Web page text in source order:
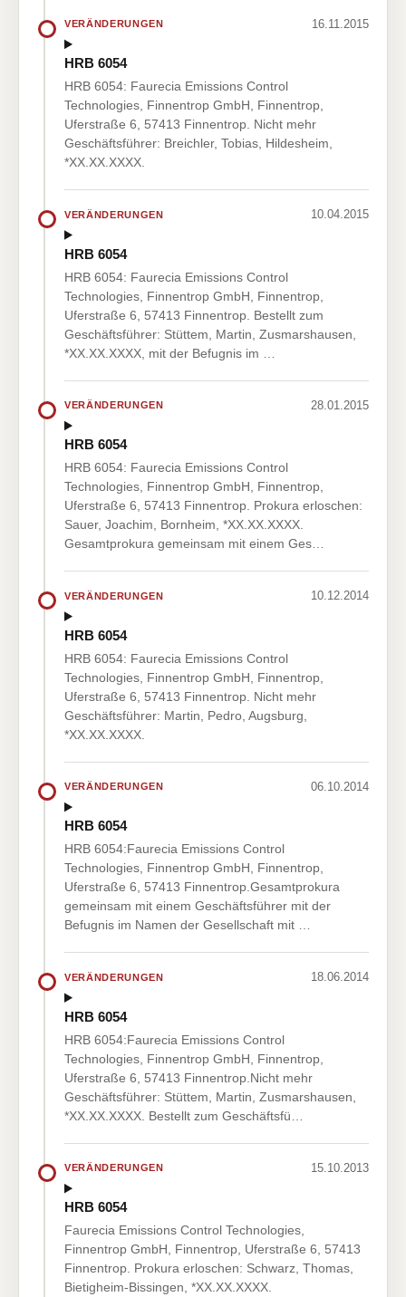
VERÄNDERUNGEN 16.11.2015
HRB 6054
HRB 6054: Faurecia Emissions Control
Technologies, Finnentrop GmbH, Finnentrop,
Uferstraße 6, 57413 Finnentrop. Nicht mehr
Geschäftsführer: Breichler, Tobias, Hildesheim,
*XX.XX.XXXX.
VERÄNDERUNGEN 10.04.2015
HRB 6054
HRB 6054: Faurecia Emissions Control
Technologies, Finnentrop GmbH, Finnentrop,
Uferstraße 6, 57413 Finnentrop. Bestellt zum
Geschäftsführer: Stüttem, Martin, Zusmarshausen,
*XX.XX.XXXX, mit der Befugnis im …
VERÄNDERUNGEN 28.01.2015
HRB 6054
HRB 6054: Faurecia Emissions Control
Technologies, Finnentrop GmbH, Finnentrop,
Uferstraße 6, 57413 Finnentrop. Prokura erloschen:
Sauer, Joachim, Bornheim, *XX.XX.XXXX.
Gesamtprokura gemeinsam mit einem Ges…
VERÄNDERUNGEN 10.12.2014
HRB 6054
HRB 6054: Faurecia Emissions Control
Technologies, Finnentrop GmbH, Finnentrop,
Uferstraße 6, 57413 Finnentrop. Nicht mehr
Geschäftsführer: Martin, Pedro, Augsburg,
*XX.XX.XXXX.
VERÄNDERUNGEN 06.10.2014
HRB 6054
HRB 6054:Faurecia Emissions Control
Technologies, Finnentrop GmbH, Finnentrop,
Uferstraße 6, 57413 Finnentrop.Gesamtprokura
gemeinsam mit einem Geschäftsführer mit der
Befugnis im Namen der Gesellschaft mit …
VERÄNDERUNGEN 18.06.2014
HRB 6054
HRB 6054:Faurecia Emissions Control
Technologies, Finnentrop GmbH, Finnentrop,
Uferstraße 6, 57413 Finnentrop.Nicht mehr
Geschäftsführer: Stüttem, Martin, Zusmarshausen,
*XX.XX.XXXX. Bestellt zum Geschäftsfü…
VERÄNDERUNGEN 15.10.2013
HRB 6054
Faurecia Emissions Control Technologies,
Finnentrop GmbH, Finnentrop, Uferstraße 6, 57413
Finnentrop. Prokura erloschen: Schwarz, Thomas,
Bietigheim-Bissingen, *XX.XX.XXXX.